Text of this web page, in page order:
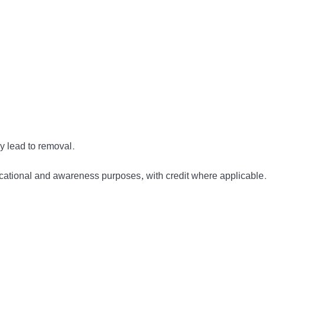
lead to removal.
and awareness purposes, with credit where applicable.